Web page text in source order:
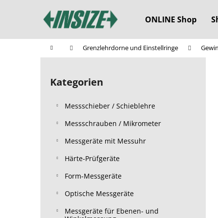
ONLINE Shop
StartseiteGrenzlehrdorne und Einstellringe
S
Kategorien
überspringen
Kategorien
Messschieber / Schieblehre
Messschrauben / Mikrometer
Messgeräte mit Messuhr
Härte-Prüfgeräte
Form-Messgeräte
Optische Messgeräte
Messgeräte für Ebenen- und
e
Zurück
zum
Zurück
zum